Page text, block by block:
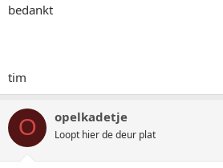
bedankt
tim
O opelkadetje
Loopt hier de deur plat